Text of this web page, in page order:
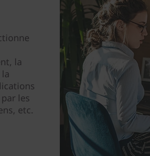
la
les
etc.